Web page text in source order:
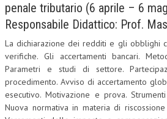
penale tributario (6 aprile – 6
Responsabile Didattico: Prof.
La dichiarazione dei redditi e gli obblighi
verifiche. Gli accertamenti bancari.
Parametri e studi di settore.
procedimento. Avviso di accertamento
esecutivo. Motivazione e prova.
Nuova normativa in materia di